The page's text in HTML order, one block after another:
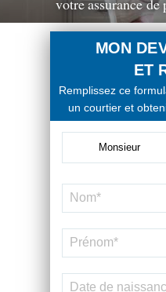
MON
ET
Remplissez ce
un courtier et
Monsieur
votre assurance de